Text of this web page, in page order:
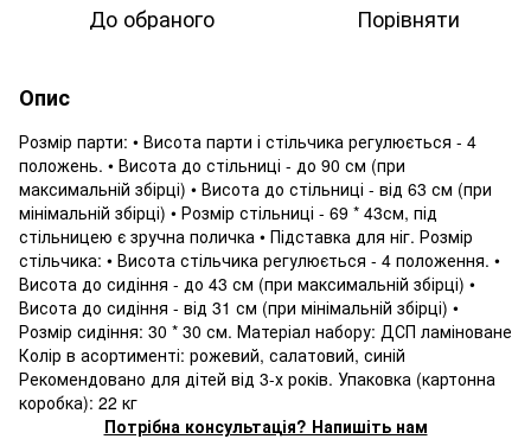
До обраного Порівняти
Опис
Розмір парти: • Висота парти і стільчика регулюється - 4
положень. • Висота до стільниці - до 90 см (при
максимальній збірці) • Висота до стільниці - від 63 см (при
мінімальній збірці) • Розмір стільниці - 69 * 43см, під
стільницею є зручна поличка • Підставка для ніг. Розмір
стільчика: • Висота стільчика регулюється - 4 положення. •
Висота до сидіння - до 43 см (при максимальній збірці) •
Висота до сидіння - від 31 см (при мінімальній збірці) •
Розмір сидіння: 30 * 30 см. Матеріал набору: ДСП ламіноване
Колір в асортименті: рожевий, салатовий, синій
Рекомендовано для дітей від 3-х років. Упаковка (картонна
коробка): 22 кг
Потрібна консультація? Напишіть нам